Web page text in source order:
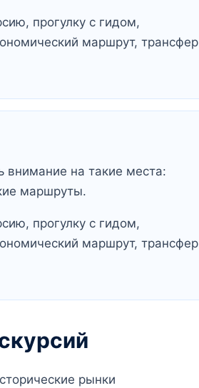
прогулку с гидом,
маршрут, трансфер
внимание на такие места:
маршруты.
прогулку с гидом,
маршрут, трансфер
рынки